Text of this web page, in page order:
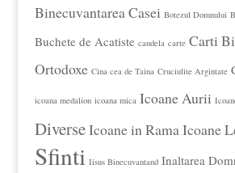
Binecuvantarea Casei Botezul Domnului
Buchete de Acatiste candela carte Carti
Ortodoxe Cina cea de Taina Cruciulite Argintate
icoana medalion icoana mica Icoane Aurii
DiverseIcoane in Rama Icoane
Sfinti Iisus Binecuvantand Inaltarea